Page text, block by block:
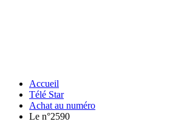
Accueil
Télé Star
Achat au numéro
Le n°2590